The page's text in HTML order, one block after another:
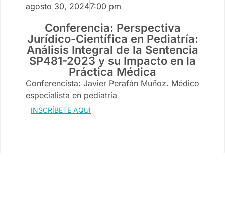
agosto 30, 20247:00 pm
Conferencia: Perspectiva
Jurídico-Científica en Pediatría:
Análisis Integral de la Sentencia
SP481-2023 y su Impacto en la
Práctica Médica
Conferencista: Javier Perafán Muñoz. Médico
especialista en pediatría
INSCRÍBETE AQUÍ